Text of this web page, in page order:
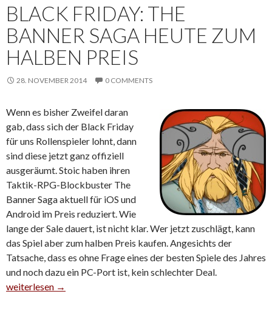
BLACK FRIDAY: THE
BANNER SAGA HEUTE ZUM
HALBEN PREIS
28. NOVEMBER 2014 0 COMMENTS
Wenn es bisher Zweifel daran
gab, dass sich der Black Friday
für uns Rollenspieler lohnt, dann
sind diese jetzt ganz offiziell
ausgeräumt. Stoic haben ihren
Taktik-RPG-Blockbuster The
Banner Saga aktuell für iOS und
Android im Preis reduziert. Wie
lange der Sale dauert, ist nicht klar. Wer jetzt zuschlägt, kann
das Spiel aber zum halben Preis kaufen. Angesichts der
Tatsache, dass es ohne Frage eines der besten Spiele des Jahres
und noch dazu ein PC-Port ist, kein schlechter Deal.
Black Friday: The Banner Saga heute zum halben Preis
weiterlesen →